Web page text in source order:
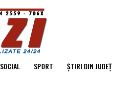
SOCIAL SPORT ȘTIRI DIN JUDEȚ